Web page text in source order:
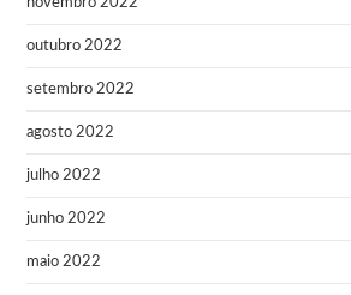
outubro 2022
setembro 2022
agosto 2022
julho 2022
junho 2022
maio 2022